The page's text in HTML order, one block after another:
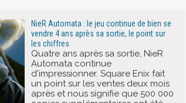
NieR Automata : le jeu continue de bien se
vendre 4 ans après sa sortie, le point sur
les chiffres
Quatre ans après sa sortie, NieR
Automata continue
d'impressionner. Square Enix fait
un point sur les ventes deux mois
après et nous signifie que 500 000